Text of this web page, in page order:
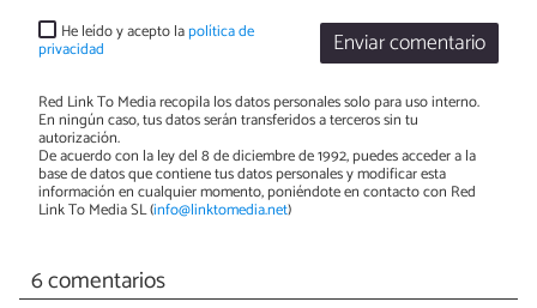
Enviar comentario
He leído y acepto lapolítica de
privacidad
Red Link To Media recopila los datos personales solo para uso interno.
En ningún caso, tus datos serán transferidos a terceros sin tu
autorización.
De acuerdo con la ley del 8 de diciembre de 1992, puedes acceder a la
base de datos que contiene tus datos personales y modificar esta
información en cualquier momento, poniéndote en contacto con Red
Link To Media SL (info@linktomedia.net)
6 comentarios